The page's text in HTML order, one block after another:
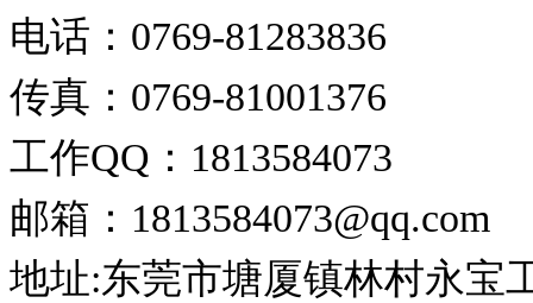
电话：0769-81283836
传真：0769-81001376
工作QQ：1813584073
邮箱：1813584073@qq.com
地址:东莞市塘厦镇林村永宝